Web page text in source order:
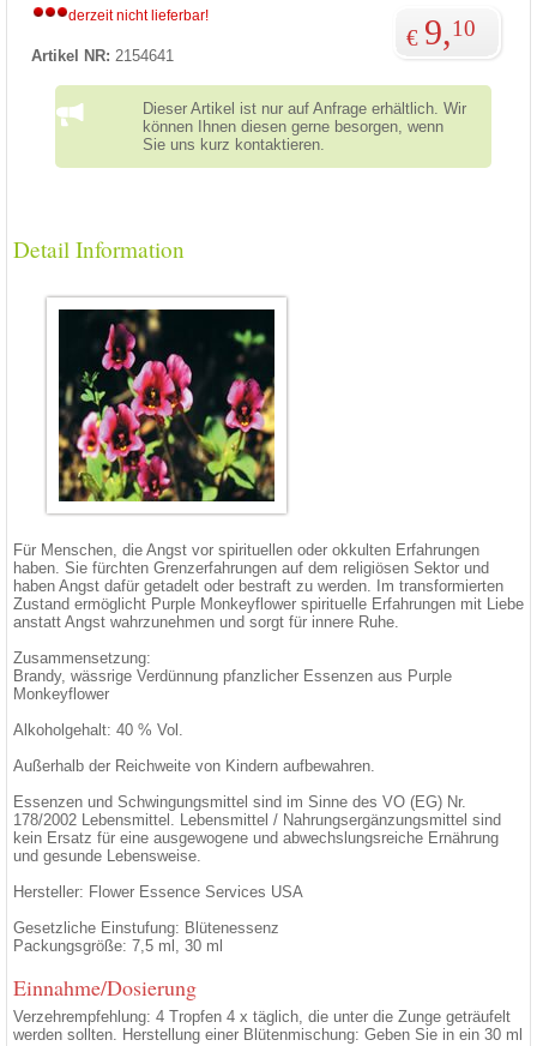
derzeit nicht lieferbar!
Artikel NR: 2154641
€ 9,10
Dieser Artikel ist nur auf Anfrage erhältlich. Wir
können Ihnen diesen gerne besorgen, wenn
Sie uns kurz kontaktieren.
Detail Information
Für Menschen, die Angst vor spirituellen oder okkulten Erfahrungen
haben. Sie fürchten Grenzerfahrungen auf dem religiösen Sektor und
haben Angst dafür getadelt oder bestraft zu werden. Im transformierten
Zustand ermöglicht Purple Monkeyflower spirituelle Erfahrungen mit Liebe
anstatt Angst wahrzunehmen und sorgt für innere Ruhe.
Zusammensetzung:
Brandy, wässrige Verdünnung pfanzlicher Essenzen aus Purple
Monkeyflower
Alkoholgehalt: 40 % Vol.
Außerhalb der Reichweite von Kindern aufbewahren.
Essenzen und Schwingungsmittel sind im Sinne des VO (EG) Nr.
178/2002 Lebensmittel. Lebensmittel / Nahrungsergänzungsmittel sind
kein Ersatz für eine ausgewogene und abwechslungsreiche Ernährung
und gesunde Lebensweise.
Hersteller: Flower Essence Services USA
Gesetzliche Einstufung: Blütenessenz
Packungsgröße: 7,5 ml, 30 ml
Einnahme/Dosierung
Verzehrempfehlung: 4 Tropfen 4 x täglich, die unter die Zunge geträufelt
werden sollten. Herstellung einer Blütenmischung: Geben Sie in ein 30 ml